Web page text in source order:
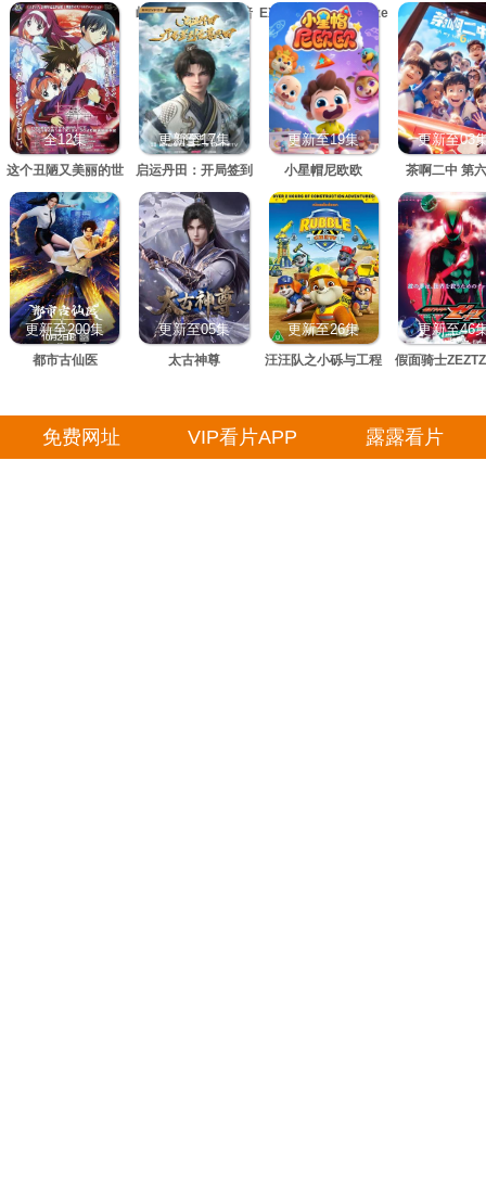
想干架 岭之花的贵族学校暗
中照顾
EXCEEDS Gun Blaze
Vengeance
全12集
这个丑陋又美丽的世
界
更新至17集
启运丹田：开局签到
至尊丹田
更新至19集
小星帽尼欧欧
更新至03
茶啊二中 第
更新至200集
都市古仙医
更新至05集
太古神尊
更新至26集
汪汪队之小砾与工程
更新至46
假面骑士
免费网址 VIP看片APP 露露看片